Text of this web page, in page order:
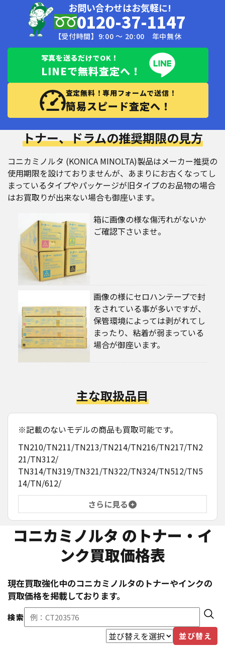
お問い合わせはお気軽に!
0120-37-1147
【受付時間】9:00 〜 20:00 年中無休
写真を送るだけでOK！
LINEで無料査定へ！
査定無料！専用フォームで送信！
簡易スピード査定へ！
トナー、ドラムの推奨期限の見方
コニカミノルタ (KONICA MINOLTA)製品はメーカー推奨の
使用期限を設けておりませんが、あまりにお古くなってし
まっているタイプやパッケージが旧タイプのお品物の場合
はお買取りが出来ない場合も御座います。
箱に画像の様な傷汚れがないか
ご確認下さいませ。
画像の様にセロハンテープで封
をされている事が多いですが、
保管環境によっては剥がれてし
まったり、粘着が弱まっている
場合が御座います。
主な取扱品目
※記載のないモデルの商品も買取可能です。
TN210/TN211/TN213/TN214/TN216/TN217/TN2
21/TN312/
TN314/TN319/TN321/TN322/TN324/TN512/TN5
14/TN/612/
さらに見る
コニカミノルタ のトナー・イ
ンク買取価格表
現在買取強化中のコニカミノルタのトナーやインクの
買取価格を掲載しております。
検索
並び替え